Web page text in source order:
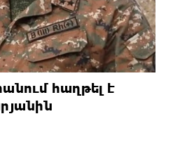
հաղթել է